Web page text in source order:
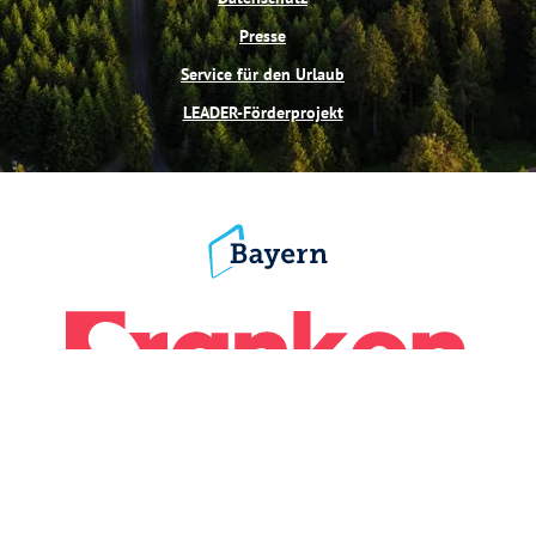
Presse
Service für den Urlaub
LEADER-Förderprojekt